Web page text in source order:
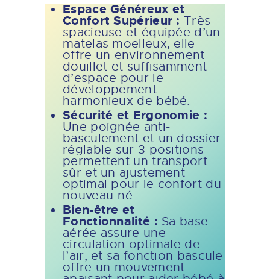
Espace Généreux et
Confort Supérieur : Très
spacieuse et équipée d’un
matelas moelleux, elle
offre un environnement
douillet et suffisamment
d’espace pour le
développement
harmonieux de bébé.
Sécurité et Ergonomie :
Une poignée anti-
basculement et un dossier
réglable sur 3 positions
permettent un transport
sûr et un ajustement
optimal pour le confort du
nouveau-né.
Bien-être et
Fonctionnalité : Sa base
aérée assure une
circulation optimale de
l’air, et sa fonction bascule
offre un mouvement